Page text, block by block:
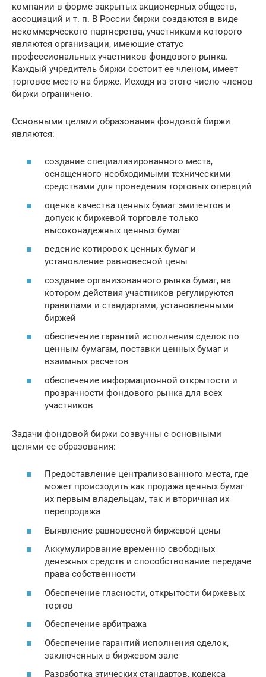
компании в форме закрытых акционерных обществ,
ассоциаций и т. п. В России биржи создаются в виде
некоммерческого партнерства, участниками которого
являются организации, имеющие статус
профессиональных участников фондового рынка.
Каждый учредитель биржи состоит ее членом, имеет
торговое место на бирже. Исходя из этого число членов
биржи ограничено.
Основными целями образования фондовой биржи
являются:
создание специализированного места,
оснащенного необходимыми техническими
средствами для проведения торговых операций
оценка качества ценных бумаг эмитентов и
допуск к биржевой торговле только
высоконадежных ценных бумаг
ведение котировок ценных бумаг и
установление равновесной цены
создание организованного рынка бумаг, на
котором действия участников регулируются
правилами и стандартами, установленными
биржей
обеспечение гарантий исполнения сделок по
ценным бумагам, поставки ценных бумаг и
взаимных расчетов
обеспечение информационной открытости и
прозрачности фондового рынка для всех
участников
Задачи фондовой биржи созвучны с основными
целями ее образования:
Предоставление централизованного места, где
может происходить как продажа ценных бумаг
их первым владельцам, так и вторичная их
перепродажа
Выявление равновесной биржевой цены
Аккумулирование временно свободных
денежных средств и способствование передаче
права собственности
Обеспечение гласности, открытости биржевых
торгов
Обеспечение арбитража
Обеспечение гарантий исполнения сделок,
заключенных в биржевом зале
Разработка этических стандартов, кодекса